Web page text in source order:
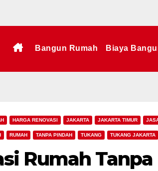
Bangun Rumah Biaya
HARGA RENOVASI JAKARTA JAKARTA TIMUR
RUMAH TANPA PINDAH TUKANG TUKANG JAKARTA
Rumah